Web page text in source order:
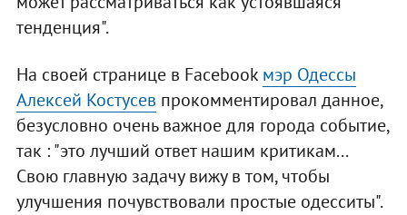
тенденция".
На своей странице в Facebook мэр Одессы
Алексей Костусев прокомментировал данное,
безусловно очень важное для города событие,
так : "это лучший ответ нашим критикам...
Свою главную задачу вижу в том, чтобы
улучшения почувствовали простые одесситы".